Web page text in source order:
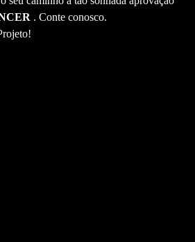
. Conte conosco.